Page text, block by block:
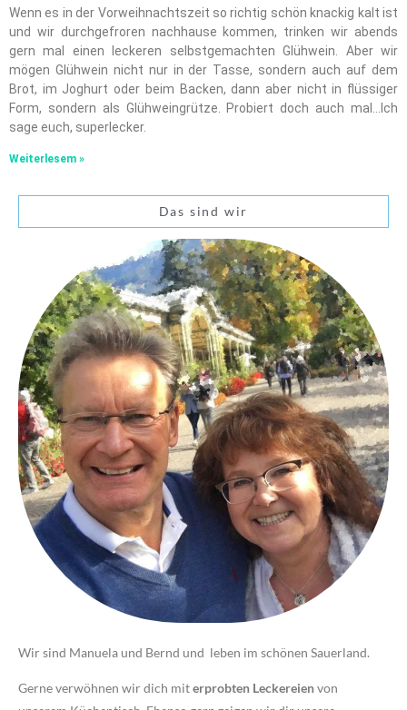
Wenn es in der Vorweihnachtszeit so richtig schön knackig kalt ist
und wir durchgefroren nachhause kommen, trinken wir abends
gern mal einen leckeren selbstgemachten Glühwein. Aber wir
mögen Glühwein nicht nur in der Tasse, sondern auch auf dem
Brot, im Joghurt oder beim Backen, dann aber nicht in flüssiger
Form, sondern als Glühweingrütze. Probiert doch auch mal…Ich
sage euch, superlecker.
Weiterlesem »
Das sind wir
Wir sind Manuela und Bernd und leben im schönen Sauerland.
Gerne verwöhnen wir dich miterprobten Leckereienvon